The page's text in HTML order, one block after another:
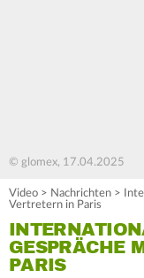
© glomex, 17.04.2025
Video > Nachrichten >
Vertretern in Paris
GESPRÄCHE
PARIS